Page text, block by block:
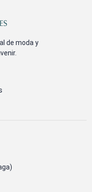
de moda y